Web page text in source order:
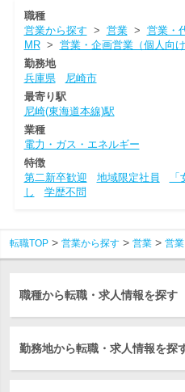
職種
営業から探す > 営業> 営業・
MR> 営業・企画営業（個人向け
勤務地
兵庫県
尼崎市
最寄り駅
尼崎(東海道本線)駅
業種
電力・ガス・エネルギー
特徴
第二新卒歓迎
地域限定社員
し
学歴不問
転職TOP 営業から探す 営業 営
職種から転職・求人情報を探す
勤務地から転職・求人情報を探